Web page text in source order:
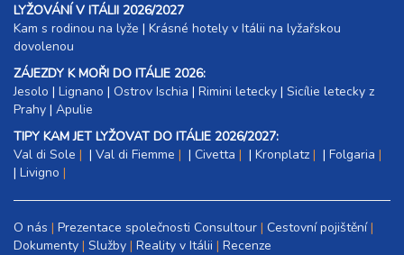
LYŽOVÁNÍ V ITÁLII 2026/2027
Kam s rodinou na lyže |​ Krásné hotely v Itálii na lyžařskou
dovolenou
ZÁJEZDY K MOŘI DO ITÁLIE 2026:
Jesolo | Lignano | Ostrov Ischia | Rimini letecky | Sicílie letecky z
Prahy | Apulie
TIPY KAM JET LYŽOVAT DO ITÁLIE 2026/2027:
Val di Sole
| Val di Fiemme | Civetta | Kronplatz | Folgaria
| Livigno
O nás Prezentace společnosti Consultour Cestovní pojištění
Dokumenty Služby Reality v Itálii Recenze